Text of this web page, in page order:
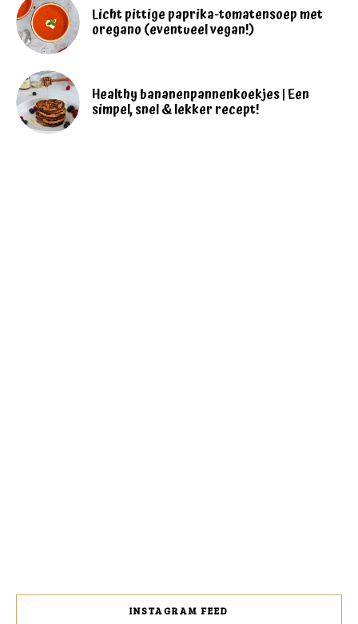
Licht pittige paprika-tomatensoep met
oregano (eventueel vegan!)
Healthy bananenpannenkoekjes | Een
simpel, snel & lekker recept!
INSTAGRAM FEED